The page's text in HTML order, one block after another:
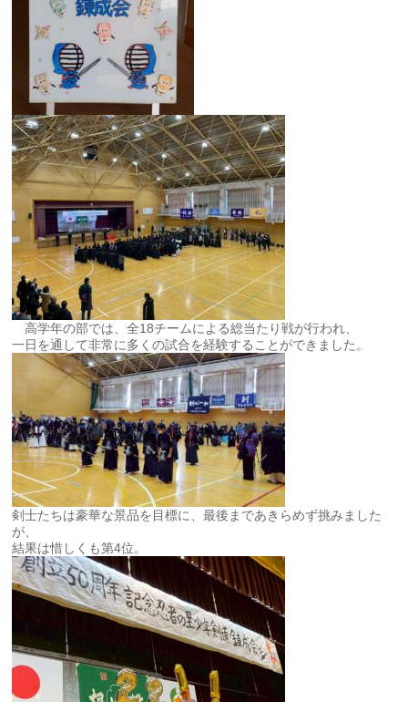
高学年の部では、全18チームによる総当たり戦が行われ、
一日を通して非常に多くの試合を経験することができました。
剣士たちは豪華な景品を目標に、最後まであきらめず挑みました
が、
結果は惜しくも第4位。